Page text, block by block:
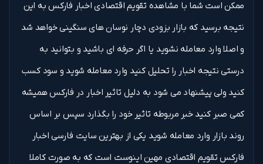
ممکن است شما با مشاهده تقویم اقتصادی اخبار فارکس به این
نتیجه برسید که بازار بزودی دچار نوسان های سنگینی خواهد شد
و اصلا وارد معامله نشوید یا اگر حرفه ای باشید و بتوانید به
درستی نتیجه اخبار را تحلیل کنید وارد معامله شوید و سود کسب
کنید ولی پیشنهاد می شود به دلیل تاثیر اخبار در فارکس همیشه
کمی صبر کنید خبر مربوطه تاثیر خود را بگذارد سپس بر اساس
روند بازار وارد معامله شوید یکی از بهترین سایت فارسی اخبار
فارکس تقویم اقتصادی مهین اینوست است که به صورت کاملا